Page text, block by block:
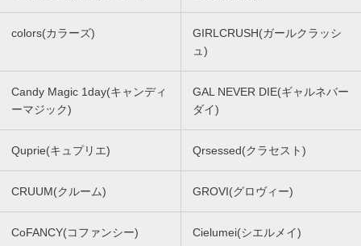
colors(カラーズ)
GIRLCRUSH(ガールクラッシ
ュ)
Candy Magic 1day(キャンディ
ーマジック)
GAL NEVER DIE(ギャルネバー
ダイ)
Quprie(キュプリエ) Qrsessed(クラセスト)
CRUUM(クルーム) GROVI(グロヴィー)
CoFANCY(コファンシー) Cielumei(シエルメイ)